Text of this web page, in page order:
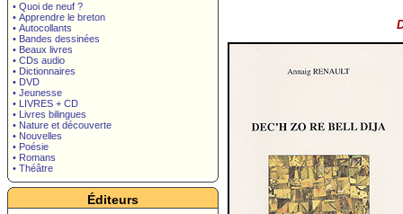
• Quoi de neuf ?
• Apprendre le breton
• Autocollants
• Bandes dessinées
• Beaux livres
• CDs audio
• Dictionnaires
• DVD
• Jeunesse
• LIVRES + CD
• Livres bilingues
• Nature et découverte
• Nouvelles
• Poésie
• Romans
• Théâtre
Éditeurs